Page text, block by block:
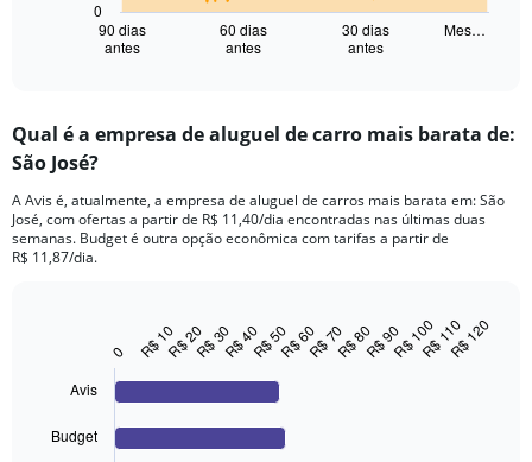
Range:
91
The
chart
has
displaying
Range:
90 dias
antes
60 dias
antes
30 dias
antes
Mes…
0
Qual é a empresa de aluguel de carro mais barata de:
São José?
A Avis é, atualmente, a empresa de aluguel de carros mais barata em: São
José, com ofertas a partir de R$ 11,40/dia encontradas nas últimas duas
semanas. Budget é outra opção econômica com tarifas a partir de
R$ 11,87/dia.
Avis
Budget
0 R$ 40 R$ 80 R$ 120
R$ 10R$ 20R$ 30 R$ 50R$ 60R$ 70 R$ 90R$ 100R$ 110